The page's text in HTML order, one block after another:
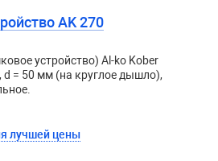
AK 270
устройство) Al-ko Kober
= 50 мм (на круглое дышло),
лучшей цены